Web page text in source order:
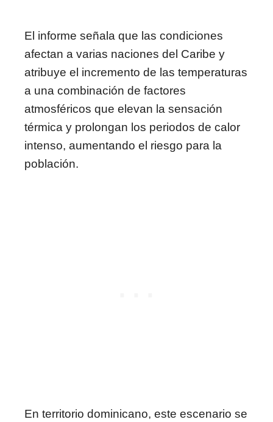
El informe señala que las condiciones
afectan a varias naciones del Caribe y
atribuye el incremento de las temperaturas
a una combinación de factores
atmosféricos que elevan la sensación
térmica y prolongan los periodos de calor
intenso, aumentando el riesgo para la
población.
En territorio dominicano, este escenario se